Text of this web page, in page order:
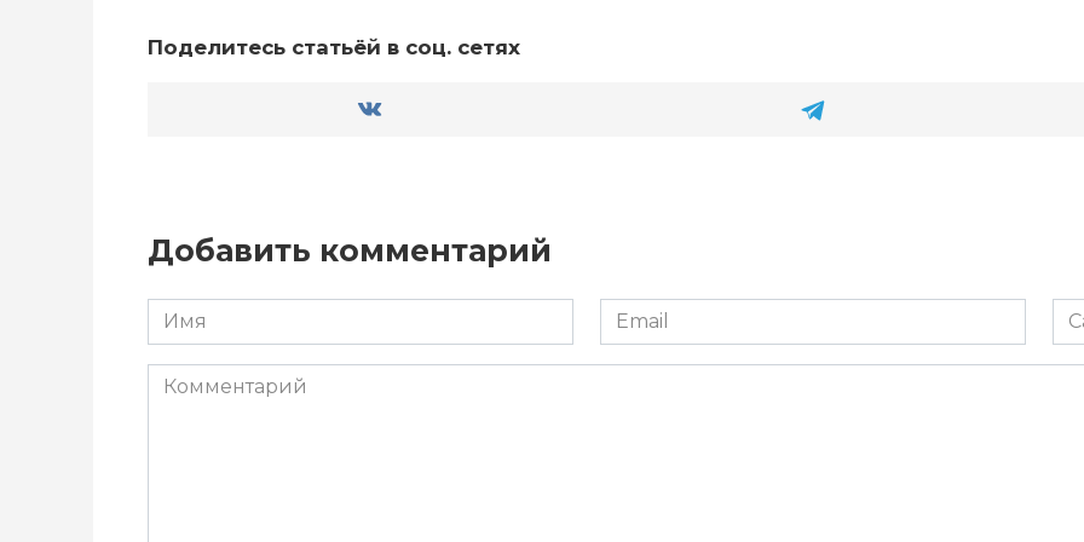
Поделитесь статьёй в соц. сетях
Добавить комментарий
Имя
*
Email
*
Комментарий